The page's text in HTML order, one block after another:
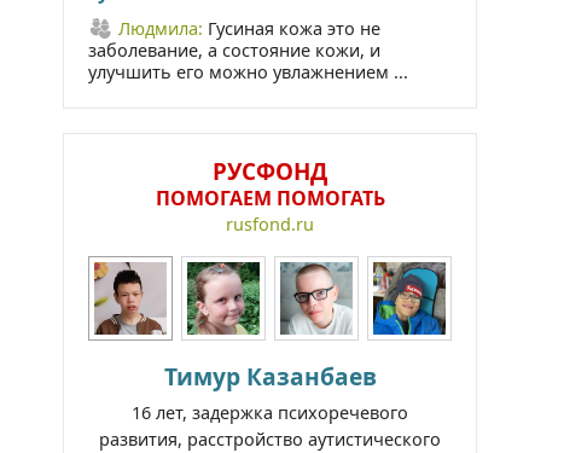
Людмила: Гусиная кожа это не
заболевание, а состояние кожи, и
улучшить его можно увлажнением ...
РУСФОНД
ПОМОГАЕМ ПОМОГАТЬ
rusfond.ru
Тимур Казанбаев
16 лет, задержка психоречевого
развития, расстройство аутистического